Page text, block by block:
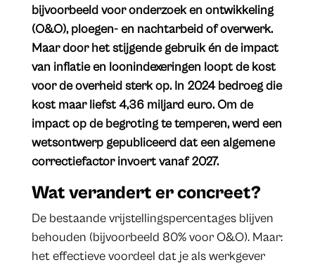
bijvoorbeeld voor onderzoek en ontwikkeling
(O&O), ploegen- en nachtarbeid of overwerk.
Maar door het stijgende gebruik én de impact
van inflatie en loonindexeringen loopt de kost
voor de overheid sterk op. In 2024 bedroeg die
kost maar liefst 4,36 miljard euro. Om de
impact op de begroting te temperen, werd een
wetsontwerp gepubliceerd dat een algemene
correctiefactor invoert vanaf 2027.
​Wat verandert er concreet?
De bestaande vrijstellingspercentages blijven
behouden (bijvoorbeeld 80% voor O&O). Maar:
het effectieve voordeel dat je als werkgever